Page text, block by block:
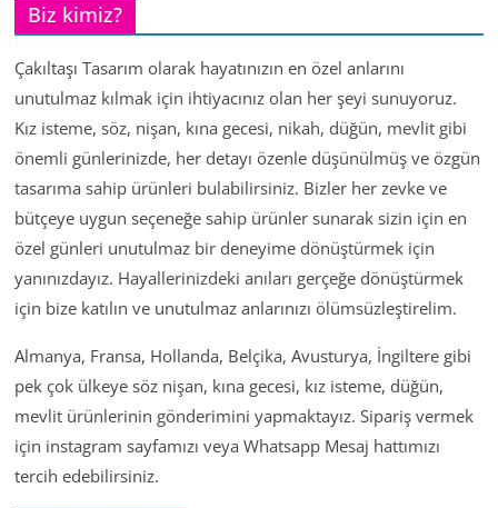
Biz kimiz?
Çakıltaşı Tasarım olarak hayatınızın en özel anlarını
unutulmaz kılmak için ihtiyacınız olan her şeyi sunuyoruz.
Kız isteme, söz, nişan, kına gecesi, nikah, düğün, mevlit gibi
önemli günlerinizde, her detayı özenle düşünülmüş ve özgün
tasarıma sahip ürünleri bulabilirsiniz. Bizler her zevke ve
bütçeye uygun seçeneğe sahip ürünler sunarak sizin için en
özel günleri unutulmaz bir deneyime dönüştürmek için
yanınızdayız. Hayallerinizdeki anıları gerçeğe dönüştürmek
için bize katılın ve unutulmaz anlarınızı ölümsüzleştirelim.
Almanya, Fransa, Hollanda, Belçika, Avusturya, İngiltere gibi
pek çok ülkeye söz nişan, kına gecesi, kız isteme, düğün,
mevlit ürünlerinin gönderimini yapmaktayız. Sipariş vermek
için instagram sayfamızı veya Whatsapp Mesaj hattımızı
tercih edebilirsiniz.